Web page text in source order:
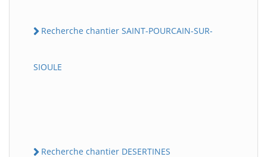
Recherche chantier SAINT-POURCAIN-SUR-
SIOULE
Recherche chantier DESERTINES